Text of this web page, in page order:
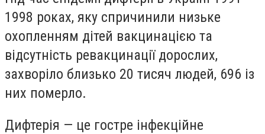
1998 роках, яку спричинили низьке
охопленням дітей вакцинацією та
відсутність ревакцинації дорослих,
захворіло близько 20 тисяч людей, 696 із
них померло.
Дифтерія — це гостре інфекційне